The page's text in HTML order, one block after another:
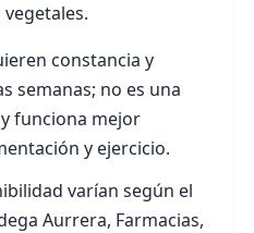
constancia y
semanas; no es una
funciona mejor
y ejercicio.
varían según el
Aurrera, Farmacias,